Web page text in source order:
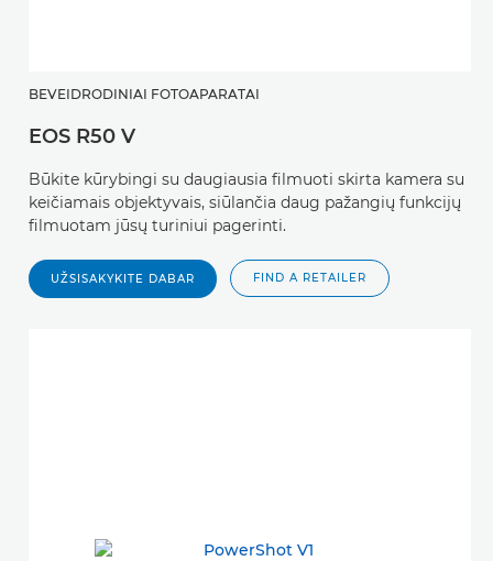
BEVEIDRODINIAI FOTOAPARATAI
EOS R50 V
Būkite kūrybingi su daugiausia filmuoti skirta kamera su
keičiamais objektyvais, siūlančia daug pažangių funkcijų
filmuotam jūsų turiniui pagerinti.
UŽSISAKYKITE DABAR FIND A RETAILER